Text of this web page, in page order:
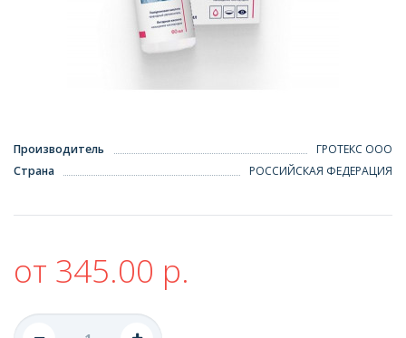
Производитель
ГРОТЕКС ООО
Страна
РОССИЙСКАЯ ФЕДЕРАЦИЯ
от 345.00 р.